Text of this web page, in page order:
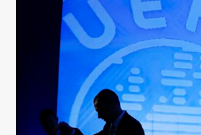
O nama
Kontakt
Impressum